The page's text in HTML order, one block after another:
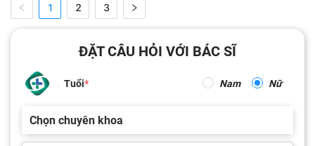
1 2 3
ĐẶT CÂU HỎI VỚI BÁC SĨ
Tuổi Nam Nữ
Chọn chuyên khoa